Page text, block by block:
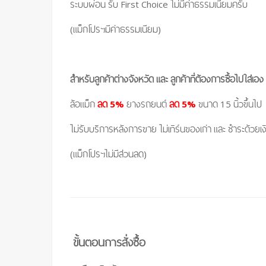
ระบบผ่อน รับ First Choice ไม่มีค่าธรรมเนียมครับ
(แม็กโปรฯมีค่าธรรมเนียม)
สำหรับลูกค้าต่างจังหวัด และ ลูกค้าที่ต้องการซื้อไปใส่เอง
ล้อแม็ก ลด 5% ยางรถยนต์ ลด 5% ขนาด 15 นิ้วขึ้นไป
ไม่รับบริการหลังการขาย ไม่เทิร์นของเก่า และ ชำระด้วย
(แม็กโปรฯไม่มีส่วนลด)
ขั้นตอนการสั่งซื้อ